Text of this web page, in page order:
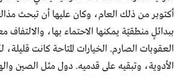
أكتوبر من ذلك العام، وكان عليها أن تبحث
ببدائلٍ منطقيّة يمكنها الاحتماء بها،
العقوبات الصارم. الخيارات المتاحة كانت
الأدوية، وتبقيه على قدميه. دول مثل الصين